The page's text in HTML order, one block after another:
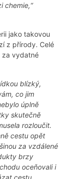
chemie,“
jako takovou
z přírody. Celé
za vydatné
blízký,
co jim
úplně
skutečně
rozloučit.
cestu opět
za vzdálené
brzy
oceňovali i
cestu